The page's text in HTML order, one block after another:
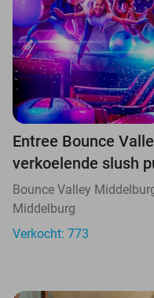
Entree Bounce
verkoelende slush
Bounce Valley
Middelburg
Verkocht: 773